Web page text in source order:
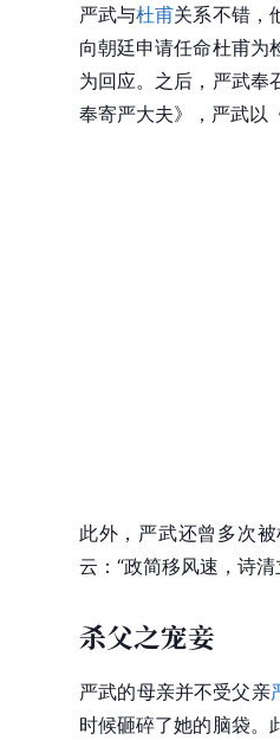
严武与杜甫关系不错，
向朝廷申请任命杜甫为
为回应。之后，严武奉
奉寄严大夫》，严武以
此外，严武还曾多次被
云：“政简移风速，诗
杀父之宠妾
严武的母亲并不受父亲
时候砸碎了她的脑袋。